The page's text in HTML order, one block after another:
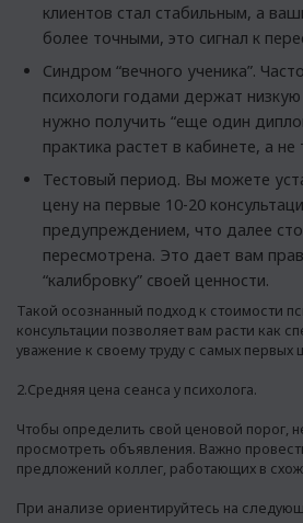
клиентов стал стабильным, а
более точными, это сигнал к
Синдром “вечного ученика”.
психологи годами держат
нужно получить “еще один
практика растет в кабинете, а не
Тестовый период. Вы можете
цену на первые 10-20
предупреждением, что далее
пересмотрена. Это дает вам
“калибровку” своей ценности.
Такой осознанный подход к стоимости
консультации позволяет вам расти как
уважение к своему труду с самых первых
2.Средняя цена сеанса у психолога.
Чтобы определить свой ценовой порог,
просмотреть объявления. Важно
предложений коллег, работающих в
При анализе ориентируйтесь на